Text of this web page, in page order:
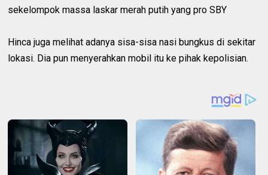
sekelompok massa laskar merah putih yang pro SBY
Hinca juga melihat adanya sisa-sisa nasi bungkus di sekitar
lokasi. Dia pun menyerahkan mobil itu ke pihak kepolisian.